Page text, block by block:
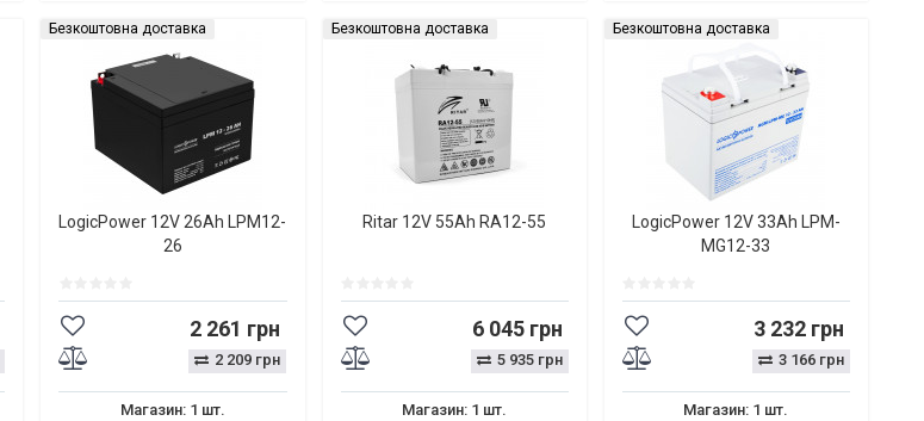
Безкоштовна доставка
LogicPower 12V 26Ah LPM12-
26
2 261 грн
2 209 грн
Магазин: 1 шт.
Безкоштовна доставка
Ritar 12V 55Ah RA12-55
6 045 грн
5 935 грн
Магазин: 1 шт.
Безкоштовна доставка
LogicPower 12V 33Ah LPM-
MG12-33
3 232 грн
3 166 грн
Магазин: 1 шт.